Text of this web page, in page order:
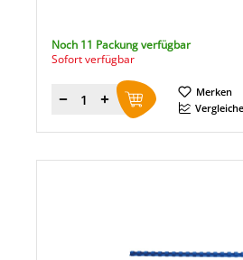
Noch 11 Packung verfügbar
Sofort verfügbar
Menge
Merken